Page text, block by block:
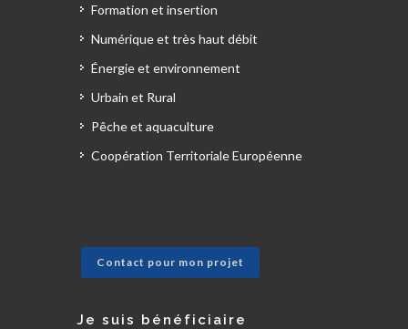
Formation et insertion
Numérique et très haut débit
Énergie et environnement
Urbain et Rural
Pêche et aquaculture
Coopération Territoriale Européenne
Contact pour mon projet
Je suis bénéficiaire